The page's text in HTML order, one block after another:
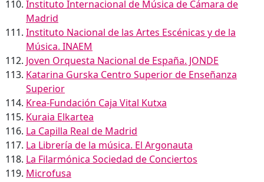
Instituto Internacional de Música de Cámara de
Madrid
Instituto Nacional de las Artes Escénicas y de la
Música. INAEM
Joven Orquesta Nacional de España. JONDE
Katarina Gurska Centro Superior de Enseñanza
Superior
Krea-Fundación Caja Vital Kutxa
Kuraia Elkartea
La Capilla Real de Madrid
La Librería de la música. El Argonauta
La Filarmónica Sociedad de Conciertos
Microfusa